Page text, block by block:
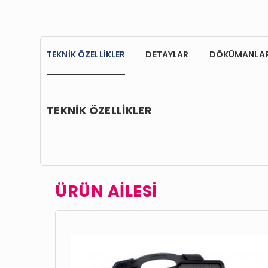
TEKNİK ÖZELLİKLER DETAYLAR
TEKNİK ÖZELLİKLER
ÜRÜN AİLESİ